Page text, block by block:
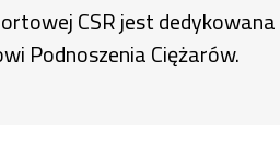
CSR jest
Podnoszenia Ciężarów.